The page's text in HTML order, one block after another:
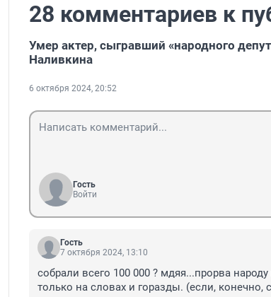
28 комментариев к
Умер актер, сыгравший «народного
Наливкина
6 октября 2024, 20:52
Гость
Войти
Гость
7 октября 2024, 13:10
собрали всего 100 000 ? мдяя...прорва
только на словах и горазды. (если,